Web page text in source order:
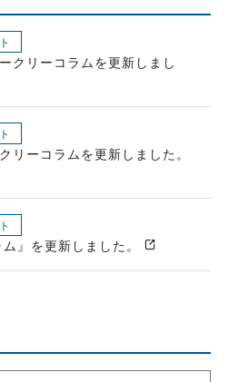
クリーコラムを更新しまし
リーコラムを更新しました。
』を更新しました。